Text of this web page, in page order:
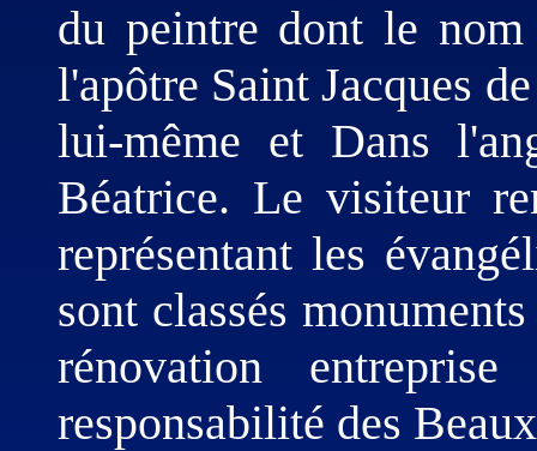
du peintre dont le
l'apôtre Saint Jacques
lui-même et Dans
Béatrice. Le visiteur
représentant les
sont classés
rénovation
responsabilité des